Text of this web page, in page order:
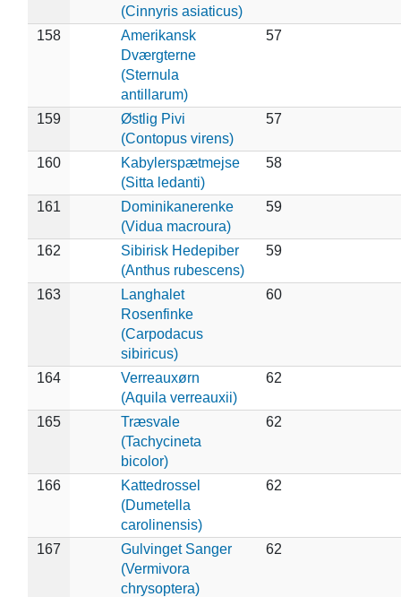
(Cinnyris asiaticus)
158
Amerikansk
Dværgterne
(Sternula
antillarum)
57
159
Østlig Pivi
(Contopus virens)
57
160
Kabylerspætmejse
(Sitta ledanti)
58
161
Dominikanerenke
(Vidua macroura)
59
162
Sibirisk Hedepiber
(Anthus rubescens)
59
163
Langhalet
Rosenfinke
(Carpodacus
sibiricus)
60
164
Verreauxørn
(Aquila verreauxii)
62
165
Træsvale
(Tachycineta
bicolor)
62
166
Kattedrossel
(Dumetella
carolinensis)
62
167
Gulvinget Sanger
(Vermivora
chrysoptera)
62